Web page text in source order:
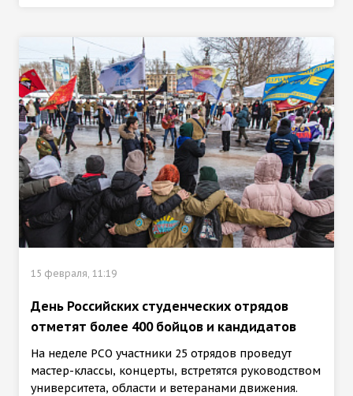
15 февраля, 11:19
День Российских студенческих отрядов
отметят более 400 бойцов и кандидатов
На неделе РСО участники 25 отрядов проведут
мастер-классы, концерты, встретятся руководством
университета, области и ветеранами движения.